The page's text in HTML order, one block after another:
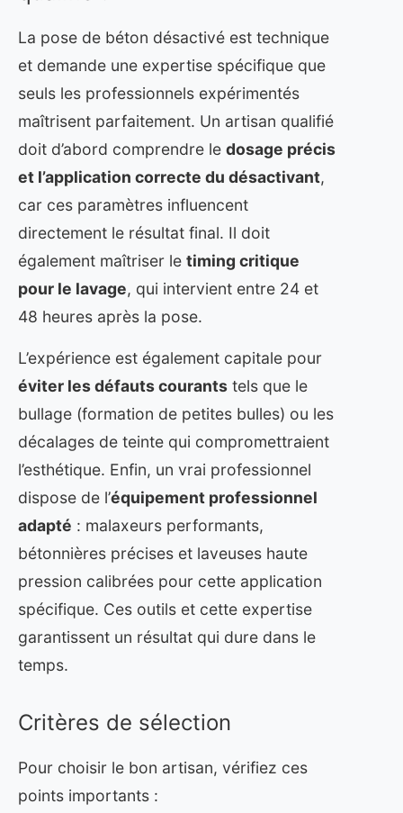
La pose de béton désactivé est technique
et demande une expertise spécifique que
seuls les professionnels expérimentés
maîtrisent parfaitement. Un artisan qualifié
doit d’abord comprendre le dosage précis
et l’application correcte du désactivant,
car ces paramètres influencent
directement le résultat final. Il doit
également maîtriser le timing critique
pour le lavage, qui intervient entre 24 et
48 heures après la pose.
L’expérience est également capitale pour
éviter les défauts courants tels que le
bullage (formation de petites bulles) ou les
décalages de teinte qui compromettraient
l’esthétique. Enfin, un vrai professionnel
dispose de l’équipement professionnel
adapté : malaxeurs performants,
bétonnières précises et laveuses haute
pression calibrées pour cette application
spécifique. Ces outils et cette expertise
garantissent un résultat qui dure dans le
temps.
Critères de sélection
Pour choisir le bon artisan, vérifiez ces
points importants :